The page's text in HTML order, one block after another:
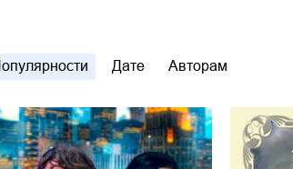
Дате Авторам